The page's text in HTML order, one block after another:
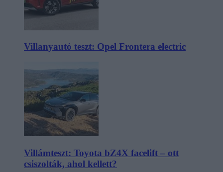
Villanyautó teszt: Opel Frontera electric
Villámteszt: Toyota bZ4X facelift – ott
csiszolták, ahol kellett?